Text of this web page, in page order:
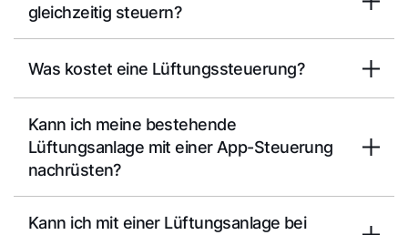
gleichzeitig steuern?
Was kostet eine Lüftungssteuerung?
Kann ich meine bestehende
Lüftungsanlage mit einer App-Steuerung
nachrüsten?
Kann ich mit einer Lüftungsanlage bei